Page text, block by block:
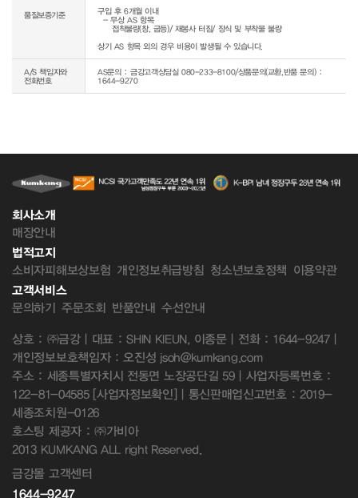
품질보증기준
구입 후 6개월 이내
  - 무상 AS 항목
상기 AS 항목 외의 경우 비용이 발생될 수 있습니다.
A/S 책임자와
전화번호
AS문의 : 금강고객상담실 080-233-8100/상품문의(교환,반품 문의) :
1644-9270
회사소개
매장안내
법적고지
소비자피해보상보험 개인정보취급방침 청소년보호정책 이용약관
고객서비스
문의하기 주문조회 반품안내 수선안내
상호 : ㈜금강 | 대표 : SHIN KIEUN, 이종문 | 전화 : 1644-9247 |
개인정보보호책임자 : 오진성 jsoh@kumkang.com
주소 : 세종특별자치시 전동면 노장공단길 59 | 사업자등록번호 :
122-81-04585 [사업자정보확인] | 통신판매업신고번호 : 2019-
세종조치원-0126
호스팅 제공자 : ㈜가비아
2013 KUMKANG ALL right Reserved.
금강몰 고객센터
1644-9247